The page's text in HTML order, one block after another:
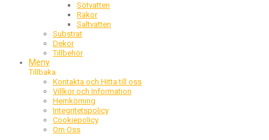
Sötvatten
Räkor
Saltvatten
Substrat
Dekor
Tillbehör
Meny
Tillbaka
Kontakta och Hitta till oss
Villkor och Information
Hemkörning
Integritetspolicy
Cookiepolicy
Om Oss